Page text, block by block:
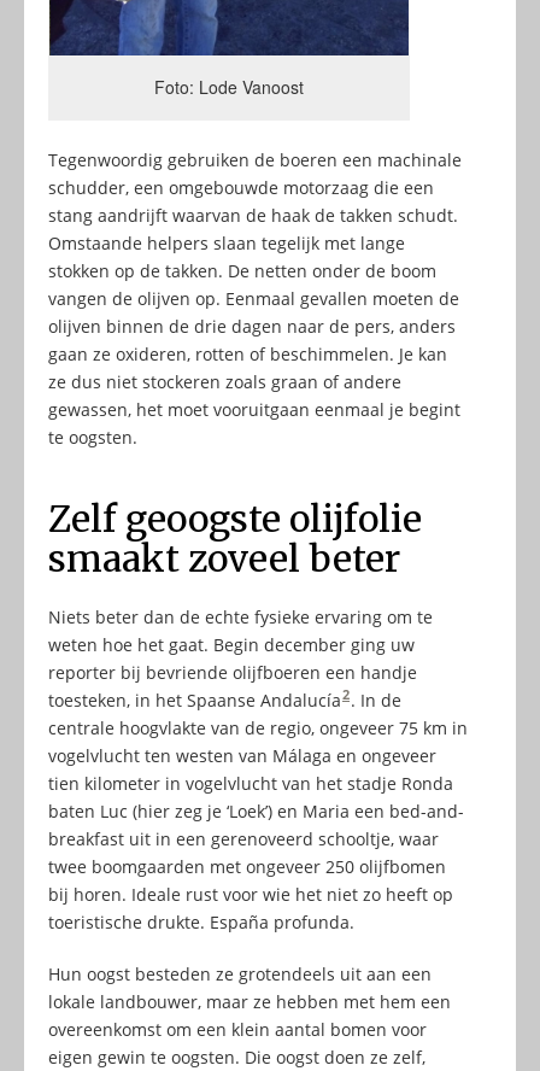
Foto: Lode Vanoost
Tegenwoordig gebruiken de boeren een machinale
schudder, een omgebouwde motorzaag die een
stang aandrijft waarvan de haak de takken schudt.
Omstaande helpers slaan tegelijk met lange
stokken op de takken. De netten onder de boom
vangen de olijven op. Eenmaal gevallen moeten de
olijven binnen de drie dagen naar de pers, anders
gaan ze oxideren, rotten of beschimmelen. Je kan
ze dus niet stockeren zoals graan of andere
gewassen, het moet vooruitgaan eenmaal je begint
te oogsten.
Zelf geoogste olijfolie
smaakt zoveel beter
Niets beter dan de echte fysieke ervaring om te
weten hoe het gaat. Begin december ging uw
reporter bij bevriende olijfboeren een handje
toesteken, in het Spaanse Andalucía2. In de
centrale hoogvlakte van de regio, ongeveer 75 km in
vogelvlucht ten westen van Málaga en ongeveer
tien kilometer in vogelvlucht van het stadje Ronda
baten Luc (hier zeg je ‘Loek’) en Maria een bed-and-
breakfast uit in een gerenoveerd schooltje, waar
twee boomgaarden met ongeveer 250 olijfbomen
bij horen. Ideale rust voor wie het niet zo heeft op
toeristische drukte. España profunda.
Hun oogst besteden ze grotendeels uit aan een
lokale landbouwer, maar ze hebben met hem een
overeenkomst om een klein aantal bomen voor
eigen gewin te oogsten. Die oogst doen ze zelf,